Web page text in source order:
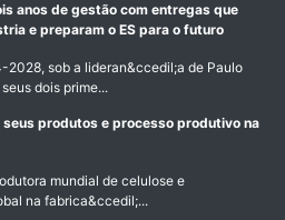
anos de gestão com entregas que
e preparam o ES para o futuro
2028, sob a lideran&ccedil;a de Paulo
dois prime...
seus produtos e processo produtivo na
mundial de celulose e
na fabrica&ccedil;...